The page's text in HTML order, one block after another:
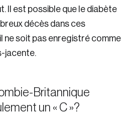
Il est possible que le diabète
décès dans ces
ne soit pas enregistré comme
jacente.
Britannique
un « C »?